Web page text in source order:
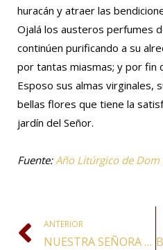
huracán y atraer las
Ojalá los austeros perfumes
continúen purificando a su
por tantas miasmas; y por fin
Esposo sus almas virginales,
bellas flores que tiene la
jardín del Señor.
Fuente: Año Litúrgico de
ANTERIOR
NUESTRA SEÑORA DEL MONTE CARMELO Y FÁTIMA